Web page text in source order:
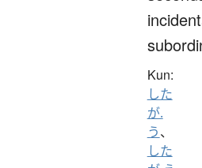
Kun:
した
が.
う、
した